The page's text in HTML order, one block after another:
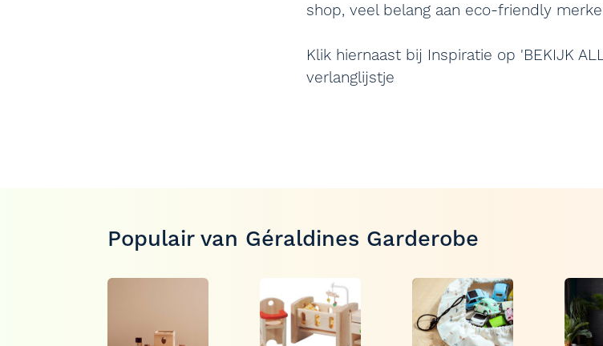
shop, veel belang aan eco-friendly
Klik hiernaast bij Inspiratie op 'BEKIJK
verlanglijstje
Populair van Géraldines Garderobe